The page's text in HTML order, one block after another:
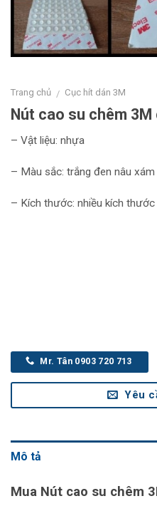
Trang chủ / Cục hít dán 3M
Nút cao su chêm 3M
– Vật liệu: nhựa
– Màu sắc: trắng đen nâu xám
– Kích thước: nhiều kích thước
Mr. Tân 0903 720 713
Yêu
Mô tả
Mua Nút cao su chêm